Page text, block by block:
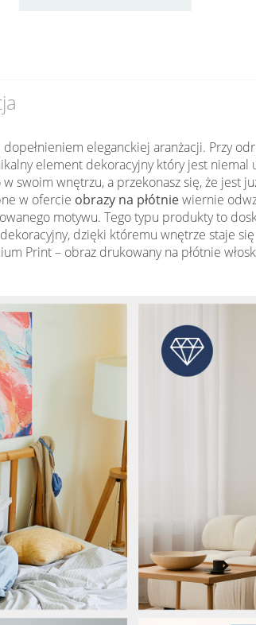
eleganckiej aranżacji. Przy
element dekoracyjny który jest niemal
swoim wnętrzu, a przekonasz się, że
w ofercie obrazy na płótniewiernie
motywu. Tego typu produkty to
dzięki któremu wnętrze staje
Print – obraz drukowany na płótnie